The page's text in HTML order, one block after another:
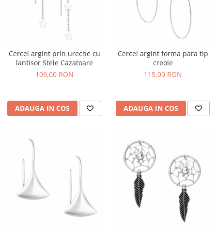
Cercei argint prin ureche cu
lantisor Stele Cazatoare
109,00 RON
ADAUGA IN COS
Cercei argint forma para tip
creole
115,00 RON
ADAUGA IN COS